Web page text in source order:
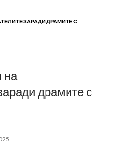
ЗАРАДИ ДРАМИТЕ С
на
драмите с